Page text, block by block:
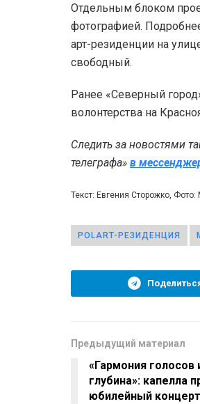
Отдельным блоком
фотографией.
арт-резиденции на
свободный.
Ранее «Северный
волонтерства на
Следить за новостями
телеграфа» в
Текст: Евгения Сторожко, Фото:
POLART-РЕЗИДЕНЦИЯ
Предыдущий материал
«Гармония голосов
глубина»: капелла
юбилейный